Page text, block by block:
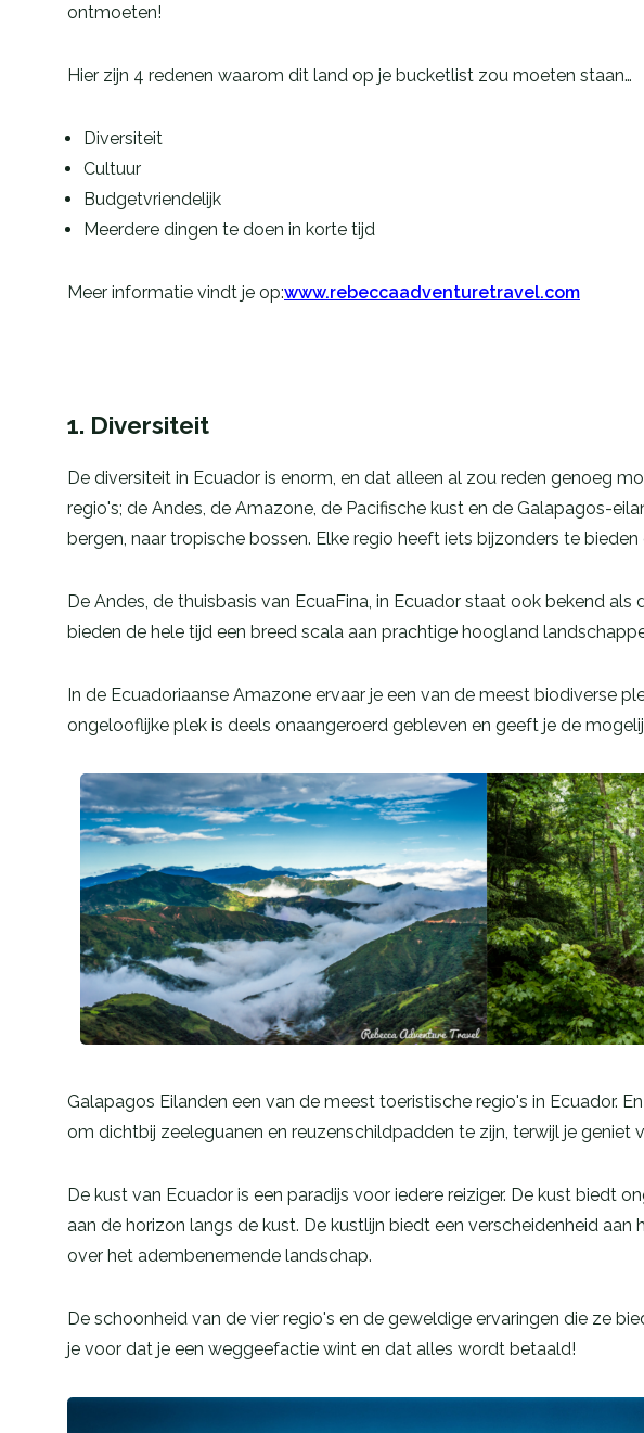
ontmoeten!
Hier zijn 4 redenen waarom dit land op je bucketlist zou moeten staan…
Diversiteit
Cultuur
Budgetvriendelijk
Meerdere dingen te doen in korte tijd
Meer informatie vindt je op:www.rebeccaadventuretravel.com
1. Diversiteit
De diversiteit in Ecuador is enorm, en dat alleen al zou reden genoeg
regio's; de Andes, de Amazone, de Pacifische kust en de Galapagos-
bergen, naar tropische bossen. Elke regio heeft iets bijzonders te
De Andes, de thuisbasis van EcuaFina, in Ecuador staat ook bekend
bieden de hele tijd een breed scala aan prachtige hoogland
In de Ecuadoriaanse Amazone ervaar je een van de meest biodiverse
ongelooflijke plek is deels onaangeroerd gebleven en geeft je de
Galapagos Eilanden een van de meest toeristische regio's in Ecuador.
om dichtbij zeeleguanen en reuzenschildpadden te zijn, terwijl je geniet
De kust van Ecuador is een paradijs voor iedere reiziger. De kust biedt
aan de horizon langs de kust. De kustlijn biedt een verscheidenheid
over het adembenemende landschap.
De schoonheid van de vier regio's en de geweldige ervaringen die ze
je voor dat je een weggeefactie wint en dat alles wordt betaald!